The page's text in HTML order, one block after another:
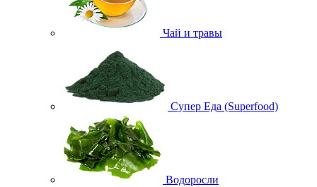
Чай и травы
Супер Еда (Superfood)
Водоросли